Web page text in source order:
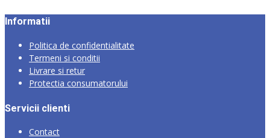
Informatii
Politica de confidentialitate
Termeni si conditii
Livrare si retur
Protectia consumatorului
Servicii clienti
Contact